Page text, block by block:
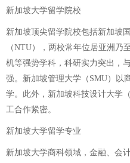
新加坡大学留学院校
新加坡顶尖留学院校包括新加坡
（NTU），两校常年位居亚洲乃
机等强势学科，科研实力突出，
强。新加坡管理大学（SMU）以
学。此外，新加坡科技设计大学
工合作紧密。
新加坡大学留学专业
新加坡大学商科领域，金融、会